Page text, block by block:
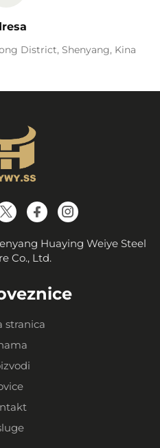
District, Shenyang, Kina
Huaying Weiye Steel
Co., Ltd.
stranica